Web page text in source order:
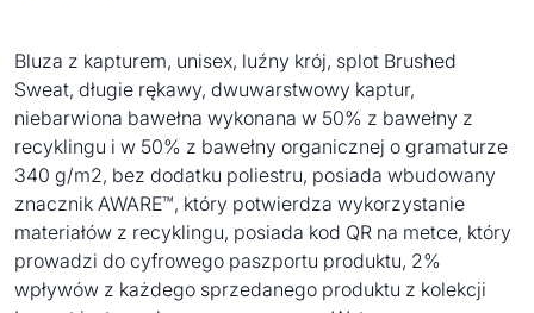
Bluza z kapturem, unisex, luźny krój, splot Brushed
Sweat, długie rękawy, dwuwarstwowy kaptur,
niebarwiona bawełna wykonana w 50% z bawełny z
recyklingu i w 50% z bawełny organicznej o gramaturze
340 g/m2, bez dodatku poliestru, posiada wbudowany
znacznik AWARE™, który potwierdza wykorzystanie
materiałów z recyklingu, posiada kod QR na metce, który
prowadzi do cyfrowego paszportu produktu, 2%
wpływów z każdego sprzedanego produktu z kolekcji